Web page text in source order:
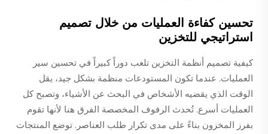
تحسين كفاءة العمليات من خلال تصميم
استراتيجي للتخزين
كيفية تصميم أنظمة التخزين تلعب دوراً كبيراً في تحسين سير
العمليات. عندما تكون المستودعات منظمة بشكل جيد، يقل
الوقت الذي يقضيه الأشخاص في البحث عن الأشياء، وتصبح كل
العمليات أسرع. تُحدث الرفوف المخصصة الفرق هنا لأنها تقوم
بفرز المخزون بناءً على مدى تكرار طلب العناصر. توضع المنتجات